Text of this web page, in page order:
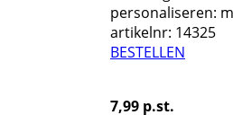
personaliseren:
artikelnr: 14325
BESTELLEN
7,99 p.st.